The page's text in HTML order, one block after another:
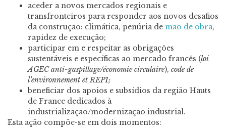
aceder a novos mercados regionais e
transfronteiros para responder aos novos desafios
da construção: climática, penúria de mão de obra,
rapidez de execução;
participar em e respeitar as obrigações
sustentáveis e específicas ao mercado francês (loi
AGEC anti-gaspillage/économie circulaire), code de
l’environnement et REP1;
beneficiar dos apoios e subsídios da região Hauts
de France dedicados à
industrialização/modernização industrial.
Esta ação compõe-se em dois momentos: